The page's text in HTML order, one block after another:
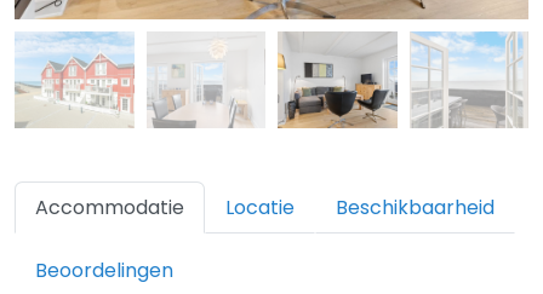
Accommodatie Locatie Beschikbaarheid
Beoordelingen